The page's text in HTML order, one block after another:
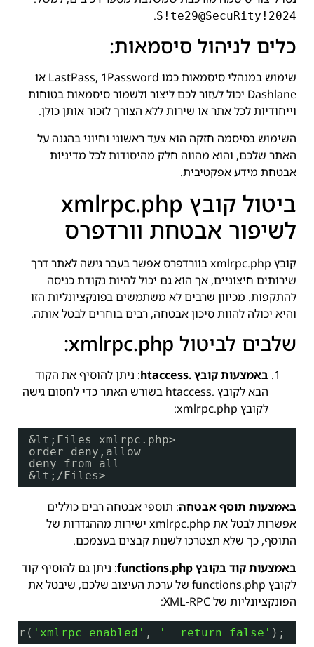
S!te29@SecuRity!2024
.
כלים לניהול סיסמאות:
שימוש במנהלי סיסמאות כמו LastPass, 1Password או
Dashlane יכול לעזור לכם ליצור ולשמור סיסמאות בטוחות
וייחודיות לכל אתר או שירות ללא הצורך לזכור אותן כולן.
השימוש בסיסמה חזקה הוא צעד ראשוני וחיוני בהגנה על
האתר שלכם, והוא מהווה חלק מהיסודות לכל מדיניות
אבטחת מידע אפקטיבית.
ביטול קובץ xmlrpc.php
לשיפור אבטחת וורדפרס
קובץ xmlrpc.php בוורדפרס אפשר בעבר גישה לאתר דרך
שירותים חיצוניים, אך הוא גם יכול להיות נקודת כניסה
להתקפות. מכיוון שרבים לא משתמשים בפונקציונליות הזו
והיא יכולה להוות סיכון אבטחה, רבים בוחרים לבטל אותה.
שלבים לביטול xmlrpc.php:
באמצעות קובץ .htaccess
: ניתן להוסיף את הקוד
הבא לקובץ .htaccess בשורש האתר כדי לחסום גישה
לקובץ xmlrpc.php:
&lt;Files xmlrpc.php>
order deny,allow
deny from all
&lt;/Files>
באמצעות תוסף אבטחה: תוספי אבטחה רבים כוללים
אפשרות לבטל את xmlrpc.php ישירות מההגדרות של
התוסף, כך שלא תצטרכו לשנות קבצים בעצמכם.
באמצעות קוד בקובץ functions.php
: ניתן גם להוסיף קוד
לקובץ functions.php של ערכת העיצוב שלכם, שיבטל את
הפונקציונליות של XML-RPC:
'xmlrpc_enabled' , '__return_false' );